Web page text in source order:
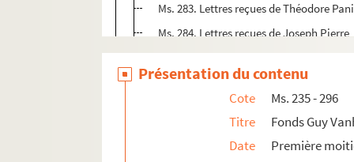
Ms. 283. Lettres reçues de Théodore
Ms. 284. Lettres reçues de Joseph Pierre
Ms. 285. Lettres reçues de G. Pinaud
Ms. 286. Lettres reçues de Ponroy
Ms. 287. Lettres reçues de Reine
Ms. 288. Lettres reçues du docteur
Ms. 289. Lettres reçues de Rémy Rouger
Présentation du contenu
Cote
Ms. 235 - 296
Titre
Fonds Guy
Date
Première